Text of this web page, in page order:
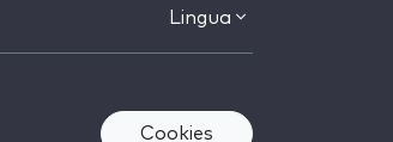
Lingua
Cookies